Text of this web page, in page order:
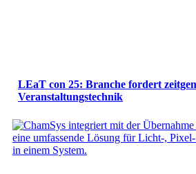
LEaT con 25: Branche fordert
Veranstaltungstechnik